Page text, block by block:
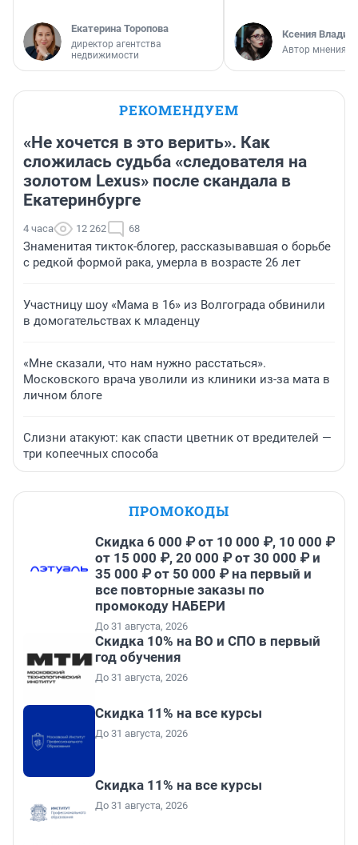
Екатерина Торопова
директор агентства
недвижимости
Ксения
Автор мнения
РЕКОМЕНДУЕМ
«Не хочется в это верить». Как
сложилась судьба «следователя на
золотом Lexus» после скандала в
Екатеринбурге
4 часа 12 262 68
Знаменитая тикток-блогер, рассказывавшая о борьбе
с редкой формой рака, умерла в возрасте 26 лет
Участницу шоу «Мама в 16» из Волгограда обвинили
в домогательствах к младенцу
«Мне сказали, что нам нужно расстаться».
Московского врача уволили из клиники из-за мата в
личном блоге
Слизни атакуют: как спасти цветник от вредителей —
три копеечных способа
ПРОМОКОДЫ
Скидка 6 000 ₽ от 10 000 ₽, 10 000 ₽
от 15 000 ₽, 20 000 ₽ от 30 000 ₽ и
35 000 ₽ от 50 000 ₽ на первый и
все повторные заказы по
промокоду НАБЕРИ
До 31 августа, 2026
Скидка 10% на ВО и СПО в первый
год обучения
До 31 августа, 2026
Скидка 11% на все курсы
До 31 августа, 2026
Скидка 11% на все курсы
До 31 августа, 2026